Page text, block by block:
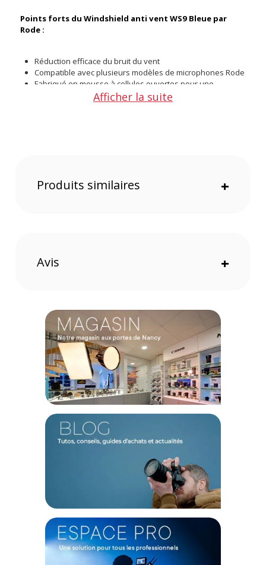
Points forts du Windshield anti vent WS9 Bleue par
Rode :
Réduction efficace du bruit du vent
Compatible avec plusieurs modèles de microphones Rode
Fabriqué en mousse à cellules ouvertes pour une
excellente absorption sonore
Rode :
PHYSIQUE
Poids : 12 g
CONTENU DU CARTON
1x Windshield anti vent WS9 Bleue par Rode
Offre valable jusqu'au 08-08-2026 inclus.
Code EAN Rode WS9 Windshield Bleue - Accessoire son -
Achat et prix :698813008346
Garantie 2 ans
(1) Nombre de points Fidélité estimés, hors remises au panier, basé
sur le prix TTC en €, les points seront effectivement calculés dans le
Afficher la suite
Produits similaires +
Avis +